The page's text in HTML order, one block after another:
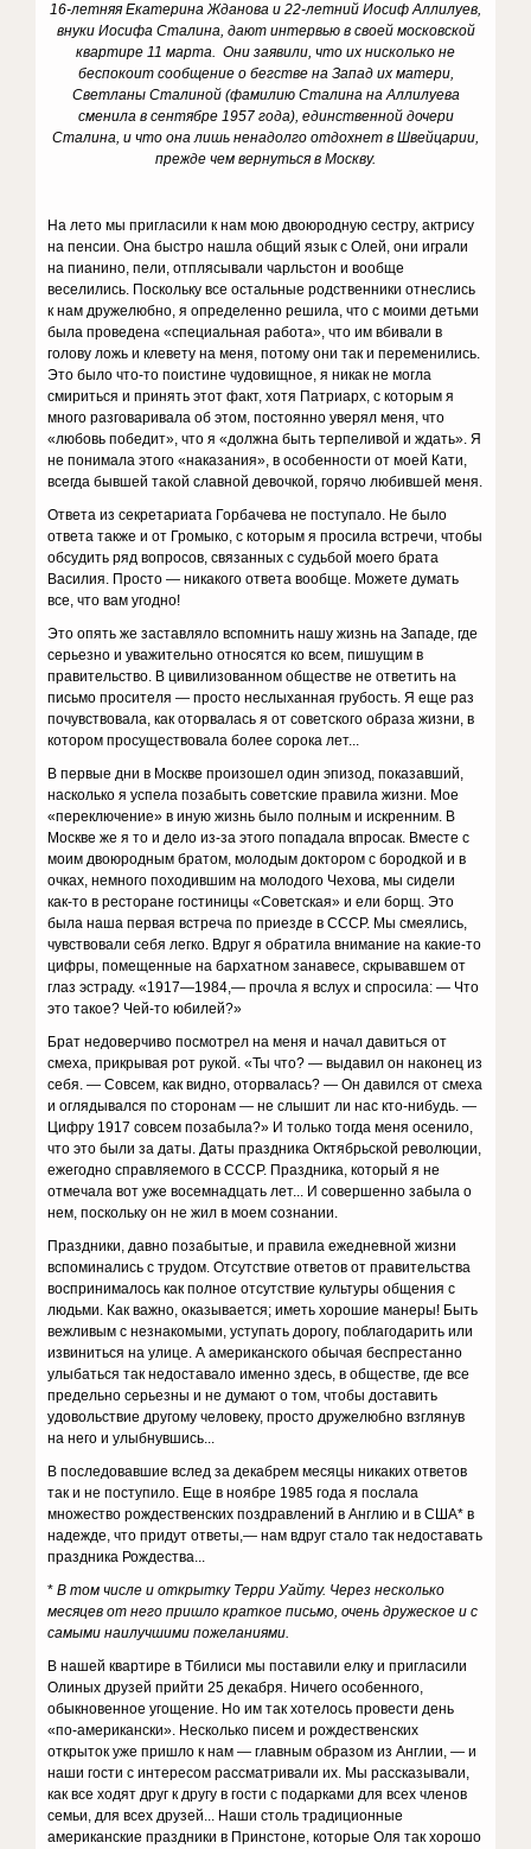
16-летняя Екатерина Жданова и 22-летний Иосиф Аллилуев,
внуки Иосифа Сталина, дают интервью в своей московской
квартире 11 марта. Они заявили, что их нисколько не
беспокоит сообщение о бегстве на Запад их матери,
Светланы Сталиной (фамилию Сталина на Аллилуева
сменила в сентябре 1957 года), единственной дочери
Сталина, и что она лишь ненадолго отдохнет в Швейцарии,
прежде чем вернуться в Москву.
На лето мы пригласили к нам мою двоюродную сестру, актрису
на пенсии. Она быстро нашла общий язык с Олей, они играли
на пианино, пели, отплясывали чарльстон и вообще
веселились. Поскольку все остальные родственники отнеслись
к нам дружелюбно, я определенно решила, что с моими детьми
была проведена «специальная работа», что им вбивали в
голову ложь и клевету на меня, потому они так и переменились.
Это было что-то поистине чудовищное, я никак не могла
смириться и принять этот факт, хотя Патриарх, с которым я
много разговаривала об этом, постоянно уверял меня, что
«любовь победит», что я «должна быть терпеливой и ждать». Я
не понимала этого «наказания», в особенности от моей Кати,
всегда бывшей такой славной девочкой, горячо любившей меня.
Ответа из секретариата Горбачева не поступало. Не было
ответа также и от Громыко, с которым я просила встречи, чтобы
обсудить ряд вопросов, связанных с судьбой моего брата
Василия. Просто — никакого ответа вообще. Можете думать
все, что вам угодно!
Это опять же заставляло вспомнить нашу жизнь на Западе, где
серьезно и уважительно относятся ко всем, пишущим в
правительство. В цивилизованном обществе не ответить на
письмо просителя — просто неслыханная грубость. Я еще раз
почувствовала, как оторвалась я от советского образа жизни, в
котором просуществовала более сорока лет...
В первые дни в Москве произошел один эпизод, показавший,
насколько я успела позабыть советские правила жизни. Мое
«переключение» в иную жизнь было полным и искренним. В
Москве же я то и дело из-за этого попадала впросак. Вместе с
моим двоюродным братом, молодым доктором с бородкой и в
очках, немного походившим на молодого Чехова, мы сидели
как-то в ресторане гостиницы «Советская» и ели борщ. Это
была наша первая встреча по приезде в СССР. Мы смеялись,
чувствовали себя легко. Вдруг я обратила внимание на какие-то
цифры, помещенные на бархатном занавесе, скрывавшем от
глаз эстраду. «1917—1984,— прочла я вслух и спросила: — Что
это такое? Чей-то юбилей?»
Брат недоверчиво посмотрел на меня и начал давиться от
смеха, прикрывая рот рукой. «Ты что? — выдавил он наконец из
себя. — Совсем, как видно, оторвалась? — Он давился от смеха
и оглядывался по сторонам — не слышит ли нас кто-нибудь. —
Цифру 1917 совсем позабыла?» И только тогда меня осенило,
что это были за даты. Даты праздника Октябрьской революции,
ежегодно справляемого в СССР. Праздника, который я не
отмечала вот уже восемнадцать лет... И совершенно забыла о
нем, поскольку он не жил в моем сознании.
Праздники, давно позабытые, и правила ежедневной жизни
вспоминались с трудом. Отсутствие ответов от правительства
воспринималось как полное отсутствие культуры общения с
людьми. Как важно, оказывается; иметь хорошие манеры! Быть
вежливым с незнакомыми, уступать дорогу, поблагодарить или
извиниться на улице. А американского обычая беспрестанно
улыбаться так недоставало именно здесь, в обществе, где все
предельно серьезны и не думают о том, чтобы доставить
удовольствие другому человеку, просто дружелюбно взглянув
на него и улыбнувшись...
В последовавшие вслед за декабрем месяцы никаких ответов
так и не поступило. Еще в ноябре 1985 года я послала
множество рождественских поздравлений в Англию и в США* в
надежде, что придут ответы,— нам вдруг стало так недоставать
праздника Рождества...
*В том числе и открытку Терри Уайту. Через несколько
месяцев от него пришло краткое письмо, очень дружеское и с
самыми наилучшими пожеланиями.
В нашей квартире в Тбилиси мы поставили елку и пригласили
Олиных друзей прийти 25 декабря. Ничего особенного,
обыкновенное угощение. Но им так хотелось провести день
«по-американски». Несколько писем и рождественских
открыток уже пришло к нам — главным образом из Англии, — и
наши гости с интересом рассматривали их. Мы рассказывали,
как все ходят друг к другу в гости с подарками для всех членов
семьи, для всех друзей... Наши столь традиционные
американские праздники в Принстоне, которые Оля так хорошо